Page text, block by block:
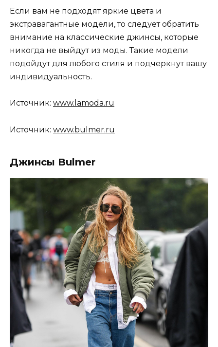
Если вам не подходят яркие цвета и
экстравагантные модели, то следует обратить
внимание на классические джинсы, которые
никогда не выйдут из моды. Такие модели
подойдут для любого стиля и подчеркнут вашу
индивидуальность.
Источник: www.lamoda.ru
Источник: www.bulmer.ru
Джинсы Bulmer